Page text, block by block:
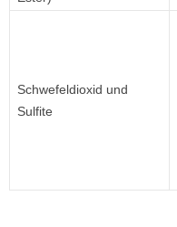
Schwefeldioxid und
Sulfite